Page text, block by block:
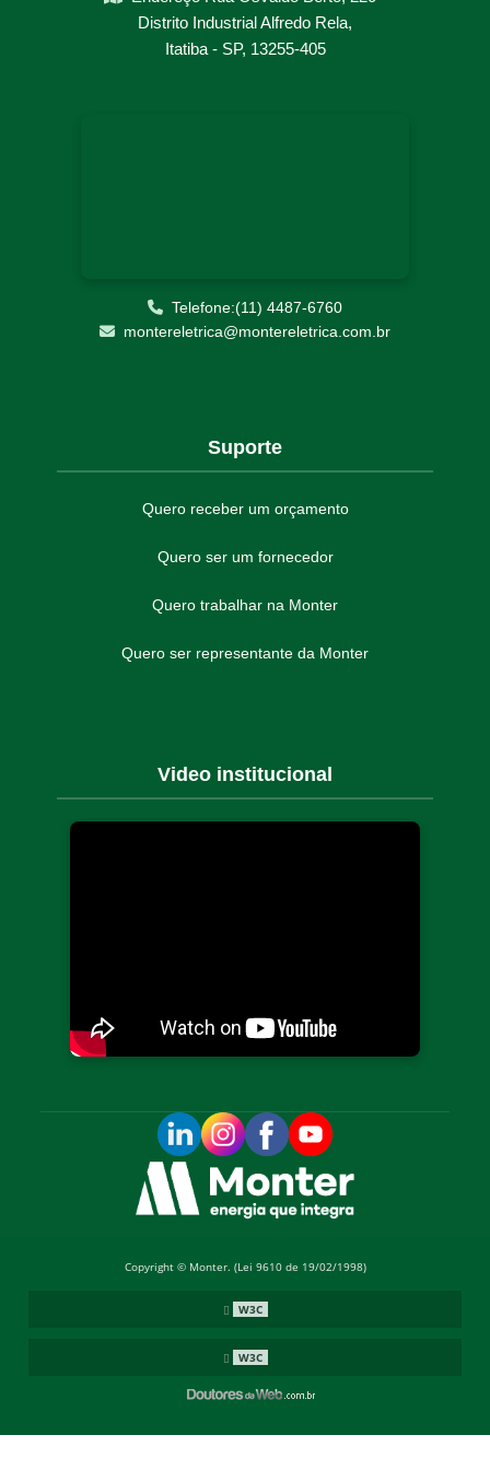
PARAMETRIZAÇÃO DE RELÉS
RETROFIT PAINEL ELÉTRICO
Distrito Industrial Alfredo Rela,
Itatiba - SP, 13255-405
Telefone:(11) 4487-6760
montereletrica@montereletrica.com.br
Suporte
Quero receber um orçamento
Quero ser um fornecedor
Quero trabalhar na Monter
Quero ser representante da Monter
Video institucional
Copyright © Monter. (Lei 9610 de 19/02/1998)
W3C
W3C